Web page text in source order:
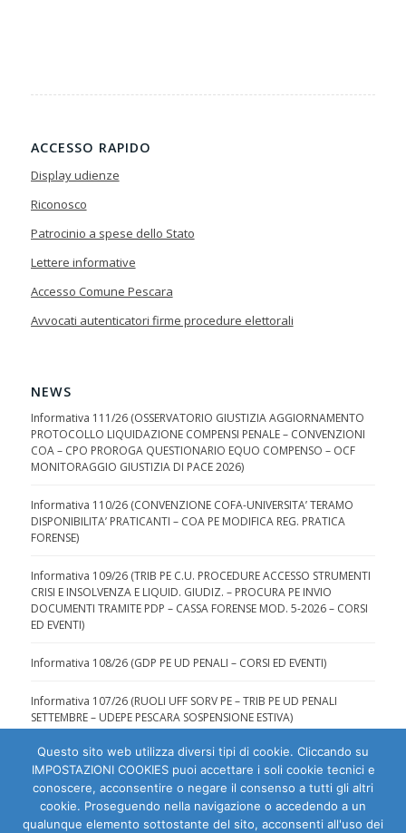
ACCESSO RAPIDO
Display udienze
Riconosco
Patrocinio a spese dello Stato
Lettere informative
Accesso Comune Pescara
Avvocati autenticatori firme procedure elettorali
NEWS
Informativa 111/26 (OSSERVATORIO GIUSTIZIA AGGIORNAMENTO
PROTOCOLLO LIQUIDAZIONE COMPENSI PENALE – CONVENZIONI
COA – CPO PROROGA QUESTIONARIO EQUO COMPENSO – OCF
MONITORAGGIO GIUSTIZIA DI PACE 2026)
Informativa 110/26 (CONVENZIONE COFA-UNIVERSITA’ TERAMO
DISPONIBILITA’ PRATICANTI – COA PE MODIFICA REG. PRATICA
FORENSE)
Informativa 109/26 (TRIB PE C.U. PROCEDURE ACCESSO STRUMENTI
CRISI E INSOLVENZA E LIQUID. GIUDIZ. – PROCURA PE INVIO
DOCUMENTI TRAMITE PDP – CASSA FORENSE MOD. 5-2026 – CORSI
ED EVENTI)
Informativa 108/26 (GDP PE UD PENALI – CORSI ED EVENTI)
Informativa 107/26 (RUOLI UFF SORV PE – TRIB PE UD PENALI
SETTEMBRE – UDEPE PESCARA SOSPENSIONE ESTIVA)
Questo sito web utilizza diversi tipi di cookie. Cliccando su
IMPOSTAZIONI COOKIES puoi accettare i soli cookie tecnici e
conoscere, acconsentire o negare il consenso a tutti gli altri
cookie. Proseguendo nella navigazione o accedendo a un
qualunque elemento sottostante del sito, acconsenti all'uso dei